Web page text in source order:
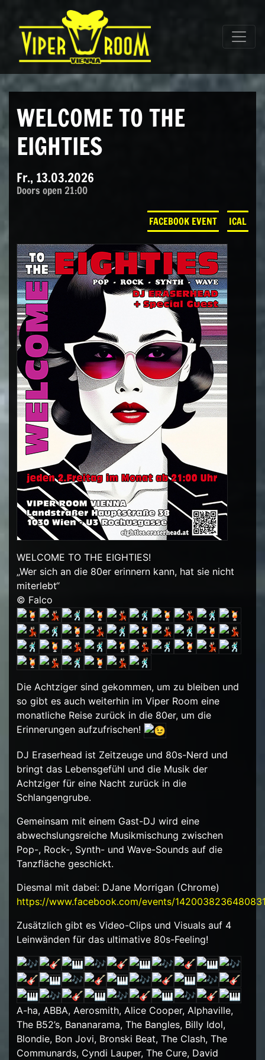
Hauptnavigation
WELCOME TO THE
EIGHTIES
Fr., 13.03.2026
Doors open 21:00
FACEBOOK EVENT ICAL
WELCOME TO THE EIGHTIES!
„Wer sich an die 80er erinnern kann, hat sie nicht
miterlebt“
© Falco
Die Achtziger sind gekommen, um zu bleiben und
so gibt es auch weiterhin im Viper Room eine
monatliche Reise zurück in die 80er, um die
Erinnerungen aufzufrischen!
DJ Eraserhead ist Zeitzeuge und 80s-Nerd und
bringt das Lebensgefühl und die Musik der
Achtziger für eine Nacht zurück in die
Schlangengrube.
Gemeinsam mit einem Gast-DJ wird eine
abwechslungsreiche Musikmischung zwischen
Pop-, Rock-, Synth- und Wave-Sounds auf die
Tanzfläche geschickt.
Diesmal mit dabei: DJane Morrigan (Chrome)
https://www.facebook.com/events/
Zusätzlich gibt es Video-Clips und Visuals auf 4
Leinwänden für das ultimative 80s-Feeling!
A-ha, ABBA, Aerosmith, Alice Cooper, Alphaville,
The B52’s, Bananarama, The Bangles, Billy Idol,
Blondie, Bon Jovi, Bronski Beat, The Clash, The
Communards, Cyndi Lauper, The Cure, David